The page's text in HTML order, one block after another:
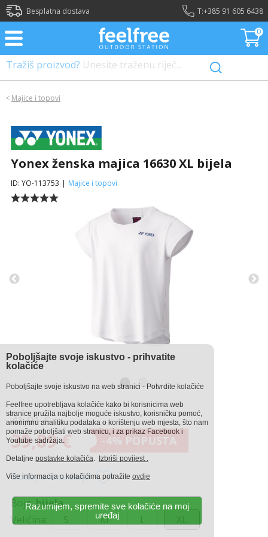
Besplatna dostava T:+385 91 605 6438
0
Tražiš proizvod? Unesite traženu riječ...
< Majice i topovi
Yonex ženska majica 16630 XL bijela
ID: YO-113753 | Majice i topovi
41,91 €
39,89 €
Dodaj u listu želja
Boja: bijela
Veličina:
M
Poboljšajte svoje iskustvo - prihvatite
kolačiće
Poboljšajte svoje iskustvo na web stranici - Potvrdite kolačiće
Feelfree upotrebljava kolačiće kako bi korisnicima web
stranice pružila najbolje moguće iskustvo, korisničku pomoć,
anonimnu analitiku podataka o korištenju web mjesta, što nam
pomaže poboljšati web stranicu, i za prikaz Facebook i
Youtube sadržaja.
Detaljne postavke kolačića. Izbriši povijest .
Više informacija o kolačićima potražite ovdje
Razumijem, spremite sve kolačiće na moj
uređaj
?>